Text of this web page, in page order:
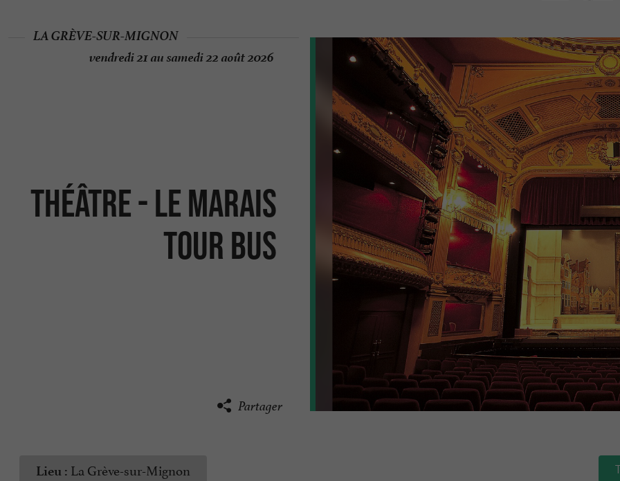
Théâtre - Le Marais
tour bus
LA GRÈVE-SUR-MIGNON
vendredi 21 au samedi 22 août 2026
Partager
Lieu : La Grève-sur-Mignon